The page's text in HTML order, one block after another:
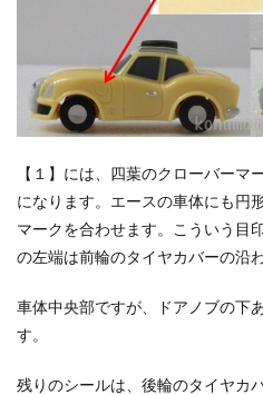
【１】には、四葉のクローバーマ
になります。エースの車体にも円
マークを合わせます。こういう目
の左端は前輪のタイヤカバーの沿わ
車体中央部ですが、ドアノブの下
す。
残りのシールは、後輪のタイヤカ